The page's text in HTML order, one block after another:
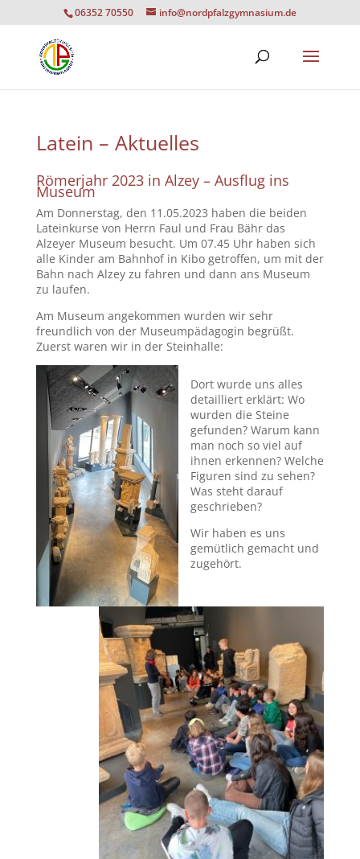
06352 70550 info@nordpfalzgymnasium.de
Latein – Aktuelles
Römerjahr 2023 in Alzey – Ausflug ins
Museum
Am Donnerstag, den 11.05.2023 haben die beiden
Lateinkurse von Herrn Faul und Frau Bähr das
Alzeyer Museum besucht. Um 07.45 Uhr haben sich
alle Kinder am Bahnhof in Kibo getroffen, um mit der
Bahn nach Alzey zu fahren und dann ans Museum
zu laufen.
Am Museum angekommen wurden wir sehr
freundlich von der Museumpädagogin begrüßt.
Zuerst waren wir in der Steinhalle:
Dort wurde uns alles
detailliert erklärt: Wo
wurden die Steine
gefunden? Warum kann
man noch so viel auf
ihnen erkennen? Welche
Figuren sind zu sehen?
Was steht darauf
geschrieben?
Wir haben es uns
gemütlich gemacht und
zugehört.